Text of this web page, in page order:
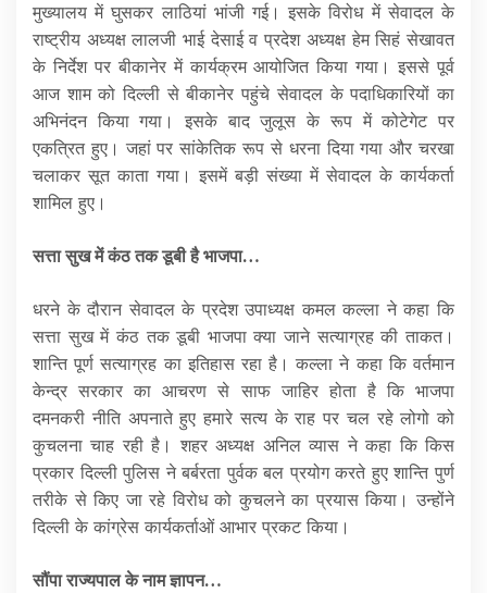
मुख्यालय में घुसकर लाठियां भांजी गई। इसके विरोध में सेवादल के
राष्ट्रीय अध्यक्ष लालजी भाई देसाई व प्रदेश अध्यक्ष हेम सिहं सेखावत
के निर्देश पर बीकानेर में कार्यक्रम आयोजित किया गया। इससे पूर्व
आज शाम को दिल्ली से बीकानेर पहुंचे सेवादल के पदाधिकारियों का
अभिनंदन किया गया। इसके बाद जुलूस के रूप में कोटेगेट पर
एकत्रित हुए। जहां पर सांकेतिक रूप से धरना दिया गया और चरखा
चलाकर सूत काता गया। इसमें बड़ी संख्या में सेवादल के कार्यकर्ता
शामिल हुए।
सत्ता सुख में कंठ तक डूबी है भाजपा…
धरने के दौरान सेवादल के प्रदेश उपाध्यक्ष कमल कल्ला ने कहा कि
सत्ता सुख में कंठ तक डूबी भाजपा क्या जाने सत्याग्रह की ताकत।
शान्ति पूर्ण सत्याग्रह का इतिहास रहा है। कल्ला ने कहा कि वर्तमान
केन्द्र सरकार का आचरण से साफ जाहिर होता है कि भाजपा
दमनकरी नीति अपनाते हुए हमारे सत्य के राह पर चल रहे लोगो को
कुचलना चाह रही है। शहर अध्यक्ष अनिल व्यास ने कहा कि किस
प्रकार दिल्ली पुलिस ने बर्बरता पुर्वक बल प्रयोग करते हुए शान्ति पुर्ण
तरीके से किए जा रहे विरोध को कुचलने का प्रयास किया। उन्होंने
दिल्ली के कांग्रेस कार्यकर्ताओं आभार प्रकट किया।
सौंपा राज्यपाल के नाम ज्ञापन…